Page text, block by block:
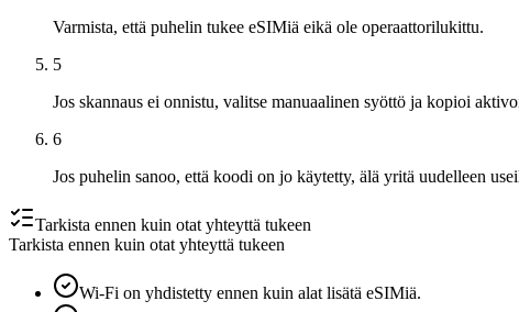
Varmista, että puhelin tukee eSIMiä eikä ole operaattorilukittu.
5
Jos skannaus ei onnistu, valitse manuaalinen syöttö ja kopioi
6
Jos puhelin sanoo, että koodi on jo käytetty, älä yritä uudelleen
Tarkista ennen kuin otat yhteyttä tukeen
Tarkista ennen kuin otat yhteyttä tukeen
Wi-Fi on yhdistetty ennen kuin alat lisätä eSIMiä.